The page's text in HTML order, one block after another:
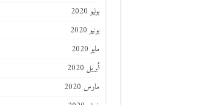
يوليو 2020
يونيو 2020
مايو 2020
أبريل 2020
مارس 2020